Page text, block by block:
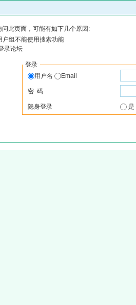
此页面，可能有如下几个原因:
户组不能使用搜索功能
录论坛
登录
用户名
Email
密 码
隐身登录